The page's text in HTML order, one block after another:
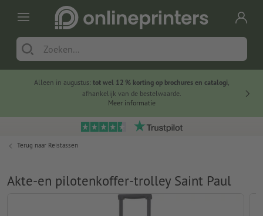
Alleen in augustus: tot wel 12 % korting op brochures en catalogi,
afhankelijk van de bestelwaarde.
Meer informatie
Terug naar Reistassen
Akte-en pilotenkoffer-trolley Saint Paul